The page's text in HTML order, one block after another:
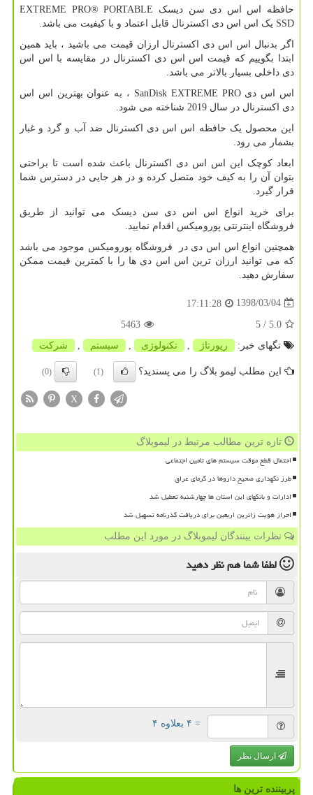
حافظه اس اس دی سن دیسک EXTREME PRO® PORTABLE
SSD یک اس اس دی اکسترنال قابل اعتماد و با کیفیت می باشد.
اگر بدنبال اس اس دی اکسترنال ارزان قیمت می باشید ، باید همین
ابتدا بگوییم که قیمت اس اس دی اکسترنال در مقایسه با اس اس
دی داخلی بسیار بالاتر می باشد.
اس اس دیSanDisk EXTREME PRO ، به عنوان بهترین اس اس
دی اکسترنال در سال 2019 شناخته می شود.
این محصول یک حافظه اس اس دی اکسترنال ضد آب و گرد و غبار
بشمار می رود.
ابعاد کوچک این اس اس دی اکسترنال باعث شده است تا براحتی
بتوان آن را به کیف خود متصل کرده و در هر جایی در دسترس شما
قرار گیرد.
برای خرید انواع اس اس دی سن دیسک می توانید از طریق
فروشگاه اینترنتی پورومیکس اقدام نمایید.
همچنین انواع اس اس دی در فروشگاه پورومیکس موجود می باشد
که می توانید ارزان ترین اس اس دی ها را با کمترین قیمت ممکن
سفارش دهید.
1398/03/04
17:11:28
5.0
/ 5
5463
تگهای خبر:
رپورتاژ تكنولوژی سیستم شركت
این مطلب لیمو بلاگ را می پسندید؟ (1)
(0)
X
تازه ترین مطالب مرتبط در لیموبلاگ
احتمال قطع موقت سیستم های تامین اجتماعی
طرز نگهداری صحیح داروها در گرمای عراق
ادارات و بانکهای این استان ها چهارشنبه تعطیل شد
احراز هویت زائرین اربعین برای دریافت گذرنامه تسهیل شد
نظرات بینندگان لیموبلاگ در مورد این مطلب
لطفا شما همنظر دهید
= ۴ بعلاوه ۴
ارسال نظر
پربیننده ترین ها